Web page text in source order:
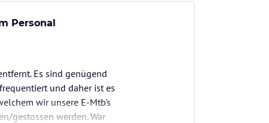
Personal
Es sind genügend
und daher ist es
wir unsere E-Mtb's
gestossen werden. War